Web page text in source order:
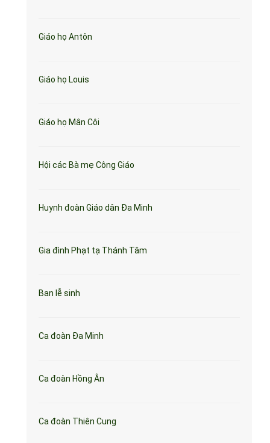
Giáo họ Antôn
Giáo họ Louis
Giáo họ Mân Côi
Hội các Bà mẹ Công Giáo
Huynh đoàn Giáo dân Đa Minh
Gia đình Phạt tạ Thánh Tâm
Ban lễ sinh
Ca đoàn Đa Minh
Ca đoàn Hồng Ân
Ca đoàn Thiên Cung